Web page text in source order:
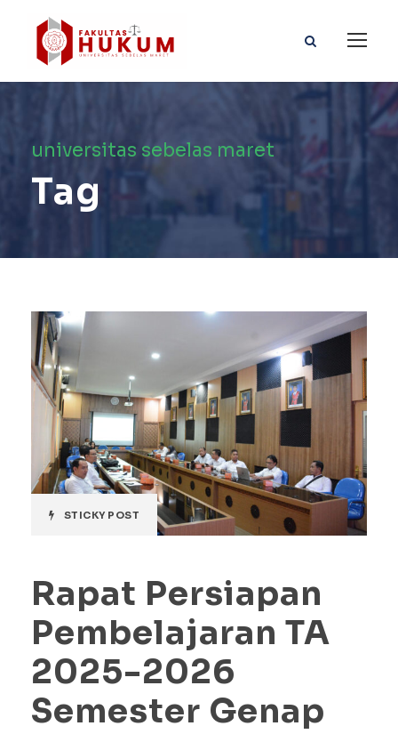
universitas sebelas maret
Tag
STICKY POST
Rapat Persiapan
Pembelajaran TA
2025-2026
Semester Genap